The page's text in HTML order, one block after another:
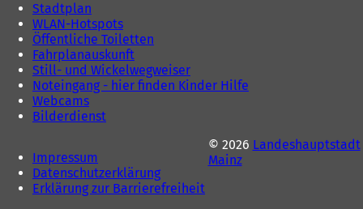
Stadtplan
WLAN-Hotspots
Öffentliche Toiletten
Fahrplanauskunft
Still- und Wickelwegweiser
Noteingang - hier finden Kinder Hilfe
Webcams
Bilderdienst
Impressum
Datenschutzerklärung
Erklärung zur Barrierefreiheit
© 2026 Landeshauptstadt
Mainz